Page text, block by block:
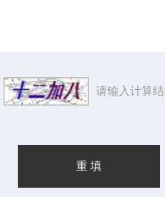
请输入计算